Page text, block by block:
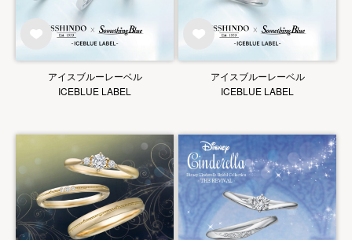
アイスブルーレーベル
ICEBLUE LABEL
アイスブルーレーベル
ICEBLUE LABEL